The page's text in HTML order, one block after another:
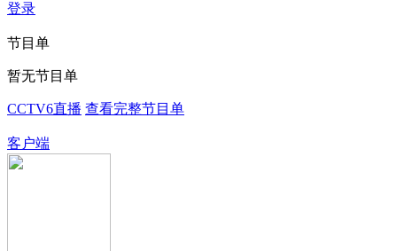
登录
节目单
暂无节目单
CCTV6直播 查看完整节目单
客户端